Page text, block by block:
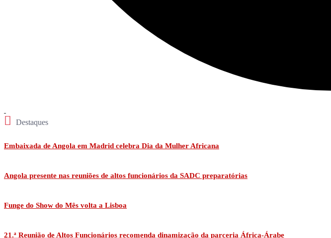
Destaques
Embaixada de Angola em Madrid celebra Dia da Mulher Africana
Angola presente nas reuniões de altos funcionários da SADC preparatórias
Funge do Show do Mês volta a Lisboa
21.ª Reunião de Altos Funcionários recomenda dinamização da parceria África-Árabe